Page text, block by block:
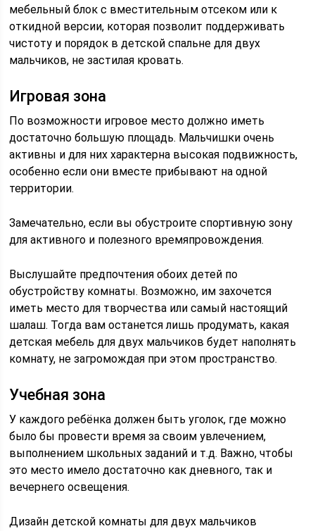
мебельный блок с вместительным отсеком или к
откидной версии, которая позволит поддерживать
чистоту и порядок в детской спальне для двух
мальчиков, не застилая кровать.
Игровая зона
По возможности игровое место должно иметь
достаточно большую площадь. Мальчишки очень
активны и для них характерна высокая подвижность,
особенно если они вместе прибывают на одной
территории.
Замечательно, если вы обустроите спортивную зону
для активного и полезного времяпровождения.
Выслушайте предпочтения обоих детей по
обустройству комнаты. Возможно, им захочется
иметь место для творчества или самый настоящий
шалаш. Тогда вам останется лишь продумать, какая
детская мебель для двух мальчиков будет наполнять
комнату, не загромождая при этом пространство.
Учебная зона
У каждого ребёнка должен быть уголок, где можно
было бы провести время за своим увлечением,
выполнением школьных заданий и т.д. Важно, чтобы
это место имело достаточно как дневного, так и
вечернего освещения.
Дизайн детской комнаты для двух мальчиков